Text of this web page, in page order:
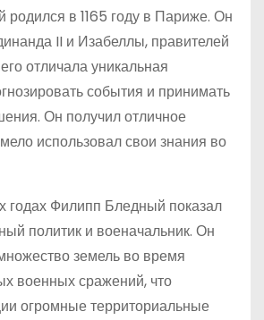
в 1165 году в Париже. Он
II и Изабеллы, правителей
отличала уникальная
события и принимать
Он получил отличное
использовал свои знания во
годах Филипп Бледный показал
политик и военачальник. Он
земель во время
военных сражений, что
огромные территориальные